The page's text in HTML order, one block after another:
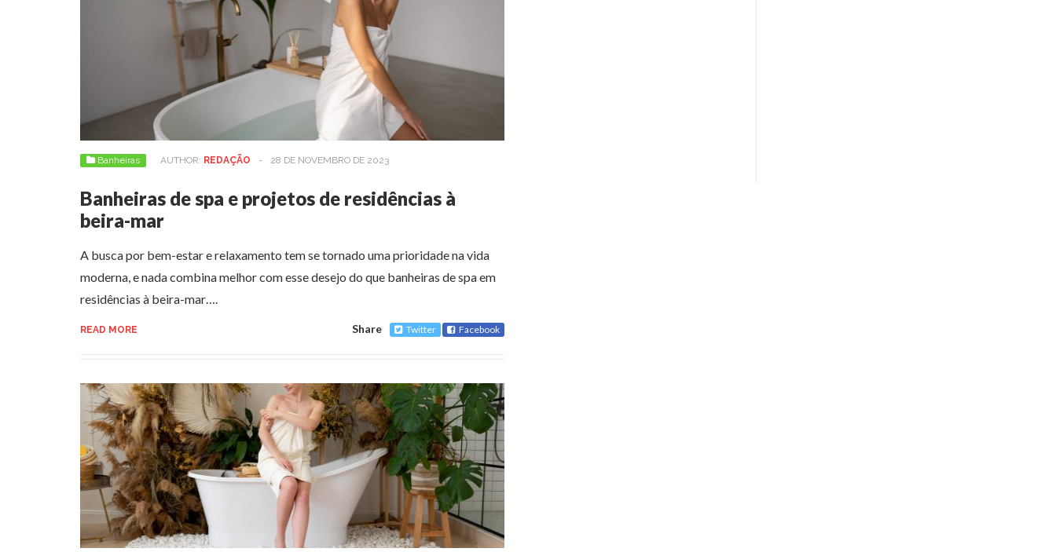
Banheiras AUTHOR: REDAÇÃO - 28 DE NOVEMBRO DE 2023
Banheiras de spa e projetos de residências à
beira-mar
A busca por bem-estar e relaxamento tem se tornado uma prioridade na vida
moderna, e nada combina melhor com esse desejo do que banheiras de spa em
residências à beira-mar….
READ MORE Share Twitter Facebook